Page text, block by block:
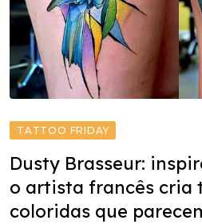
TATTOO FRIDAY
Dusty Brasseur:
o artista francês cria
coloridas que